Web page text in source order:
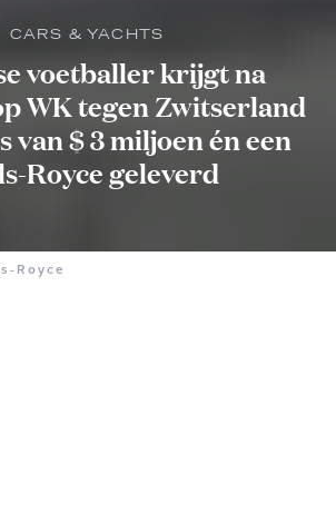
CARS & YACHTS
voetballer krijgt na
WK tegen Zwitserland
van $ 3 miljoen én een
Royce geleverd
Royce